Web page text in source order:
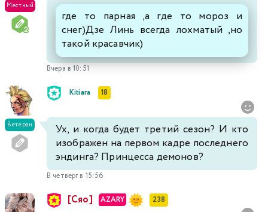
Местный
где то парная ,а где то мороз и
снег)Дзе Линь всегда лохматый ,но
такой красавчик)
Вчера в 10:51
Ветеран
Kitiara 18
Ух, и когда будет третий сезон? И кто
изображен на первом кадре последнего
эндинга? Принцесса демонов?
В четверг в 15:56
[Сяо] AZARY 238